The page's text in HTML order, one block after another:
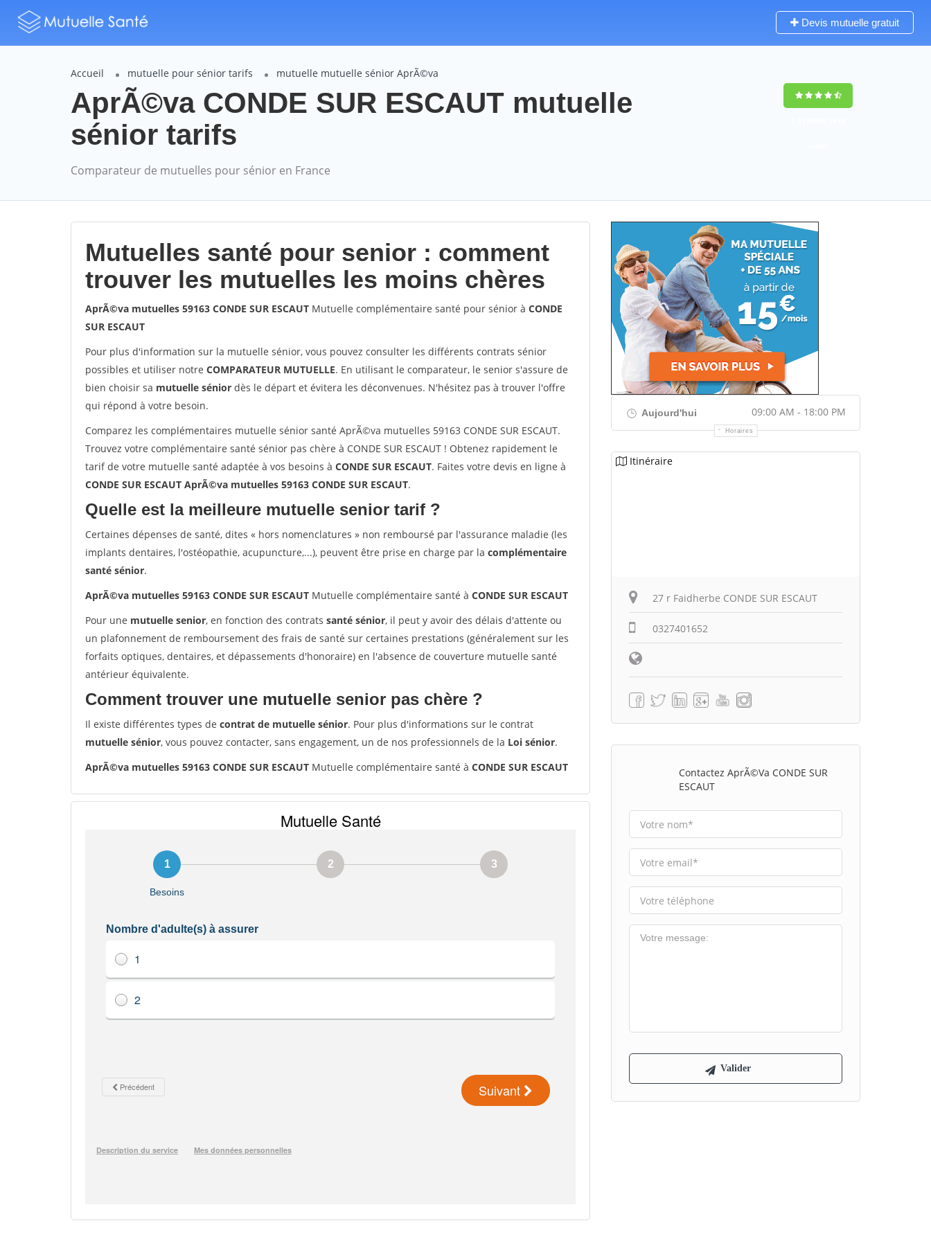
Devis mutuelle gratuit
Accueil mutuelle pour sénior tarifs mutuelle mutuelle sénior AprÃ©va
AprÃ©va CONDE SUR ESCAUT mutuelle
sénior tarifs
Comparateur de mutuelles pour sénior en France
Mutuelles santé pour senior : comment
trouver les mutuelles les moins chères
AprÃ©va mutuelles 59163 CONDE SUR ESCAUT Mutuelle complémentaire santé pour sénior à CONDE
SUR ESCAUT
Pour plus d'information sur la mutuelle sénior, vous pouvez consulter les différents contrats sénior
possibles et utiliser notre COMPARATEUR MUTUELLE. En utilisant le comparateur, le senior s'assure de
bien choisir sa mutuelle sénior dès le départ et évitera les déconvenues. N'hésitez pas à trouver l'offre
qui répond à votre besoin.
Comparez les complémentaires mutuelle sénior santé AprÃ©va mutuelles 59163 CONDE SUR ESCAUT.
Trouvez votre complémentaire santé sénior pas chère à CONDE SUR ESCAUT ! Obtenez rapidement le
tarif de votre mutuelle santé adaptée à vos besoins à CONDE SUR ESCAUT. Faites votre devis en ligne à
CONDE SUR ESCAUT AprÃ©va mutuelles 59163 CONDE SUR ESCAUT.
Quelle est la meilleure mutuelle senior tarif ?
Certaines dépenses de santé, dites « hors nomenclatures » non remboursé par l'assurance maladie (les
implants dentaires, l'ostéopathie, acupuncture,...), peuvent être prise en charge par la complémentaire
santé sénior.
AprÃ©va mutuelles 59163 CONDE SUR ESCAUT Mutuelle complémentaire santé à CONDE SUR ESCAUT
Pour une mutuelle senior, en fonction des contrats santé sénior, il peut y avoir des délais d'attente ou
un plafonnement de remboursement des frais de santé sur certaines prestations (généralement sur les
forfaits optiques, dentaires, et dépassements d'honoraire) en l'absence de couverture mutuelle santé
antérieur équivalente.
Comment trouver une mutuelle senior pas chère ?
Il existe différentes types de contrat de mutuelle sénior. Pour plus d'informations sur le contrat
mutuelle sénior, vous pouvez contacter, sans engagement, un de nos professionnels de la Loi sénior.
AprÃ©va mutuelles 59163 CONDE SUR ESCAUT Mutuelle complémentaire santé à CONDE SUR ESCAUT
Aujourd'hui 09:00 AM - 18:00 PM
Horaires
Itinéraire
27 r Faidherbe CONDE SUR ESCAUT
0327401652
Contactez AprÃ©va CONDE SUR
ESCAUT